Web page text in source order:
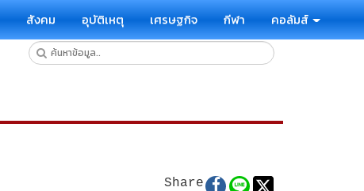
สังคม อุบัติเหตุ เศรษฐกิจ กีฬา คอลัมส์
Share